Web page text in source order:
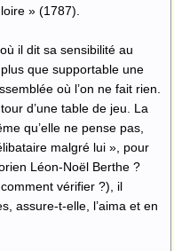
» (1787).
il dit sa sensibilité au
que supportable une
où l’on ne fait rien.
d’une table de jeu. La
qu’elle ne pense pas,
malgré lui », pour
Léon-Noël Berthe ?
vérifier ?), il
assure-t-elle, l’aima et en